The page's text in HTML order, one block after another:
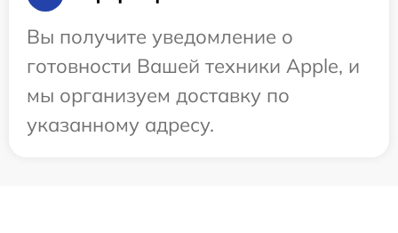
Вы получите уведомление о
готовности Вашей техники Apple, и
мы организуем доставку по
указанному адресу.